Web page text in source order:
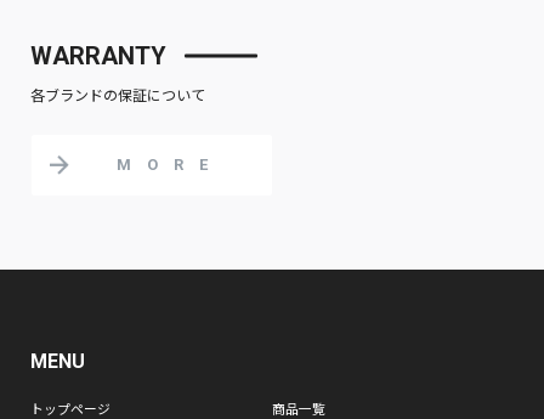
WARRANTY
各ブランドの保証について
MORE
MENU
トップページ
商品一覧